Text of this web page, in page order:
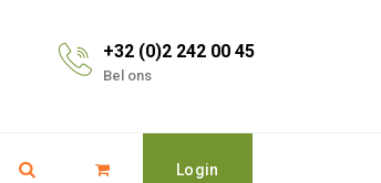
+32 (0)2 242 00 45
Bel ons
Login